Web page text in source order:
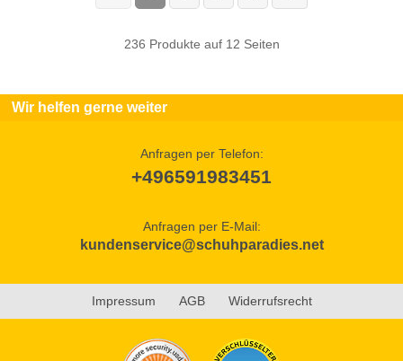
236 Produkte auf 12 Seiten
Wir helfen gerne weiter
Anfragen per Telefon:
+496591983451
Anfragen per E-Mail:
kundenservice@schuhparadies.net
Impressum AGB Widerrufsrecht